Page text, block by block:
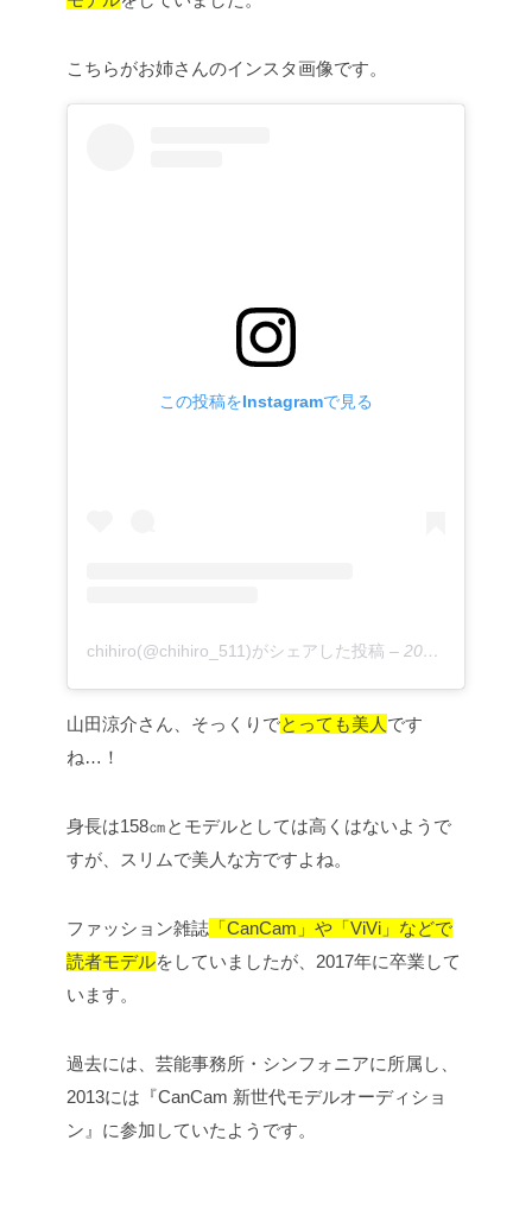
こちらがお姉さんのインスタ画像です。
この投稿をInstagramで見る
chihiro(@chihiro_511)がシェアした投稿 – 2019年12月月17日午前2時41分PST
山田涼介さん、そっくりでとっても美人 です
ね…！
身長は158㎝とモデルとしては高くはないようで
すが、スリムで美人な方ですよね。
ファッション雑誌 「CanCam」や「ViVi」などで
読者モデルをしていましたが、2017年に卒業して
います。
過去には、芸能事務所・シンフォニアに所属し、
2013には『CanCam 新世代モデルオーディショ
ン』に参加していたようです。